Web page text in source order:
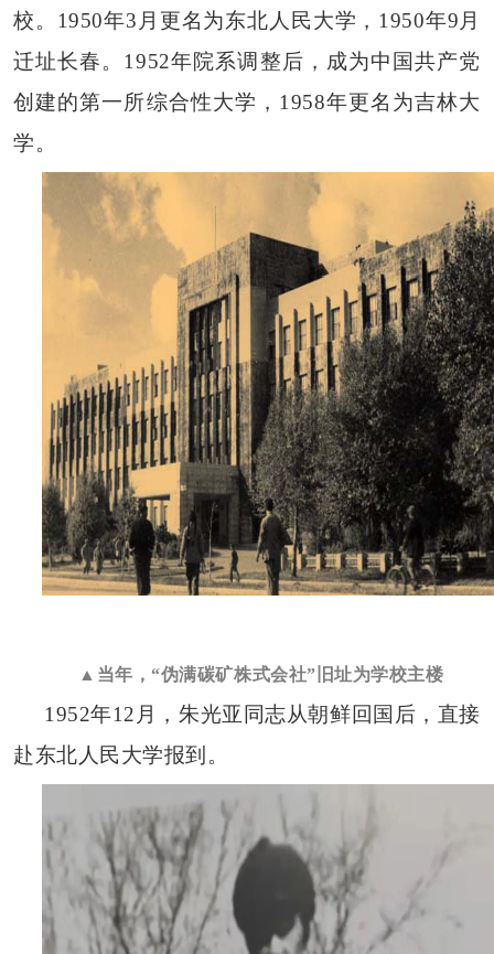
校。1950年3月更名为东北人民大学，1950年9月
迁址长春。1952年院系调整后，成为中国共产党
创建的第一所综合性大学，1958年更名为吉林大
学。
▲当年，“伪满碳矿株式会社”旧址为学校主楼
1952年12月，朱光亚同志从朝鲜回国后，直接
赴东北人民大学报到。